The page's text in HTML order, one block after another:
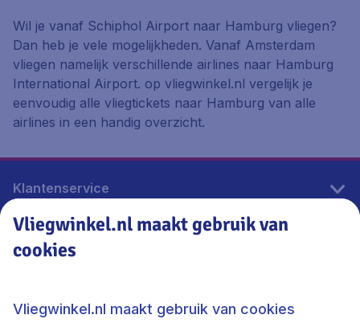
Wil je vanaf Schiphol Airport naar Hamburg vliegen?
Dan heb je vele mogelijkheden. Vanaf Amsterdam
vliegen namelijk verschillende airlines naar Hamburg
International Airport. op vliegwinkel.nl vergelijk je
eenvoudig alle vliegtickets naar Hamburg van alle
airlines in een handig overzicht.
Klantenservice
Vliegwinkel.nl
Thema's
Vliegwinkel.nl maakt gebruik van
cookies
Vliegwinkel.nl maakt gebruik van cookies